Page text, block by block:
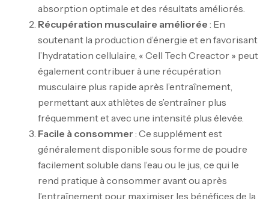
absorption optimale et des résultats améliorés.
Récupération musculaire améliorée : En
soutenant la production d’énergie et en favorisant
l’hydratation cellulaire, « Cell Tech Creactor » peut
également contribuer à une récupération
musculaire plus rapide après l’entraînement,
permettant aux athlètes de s’entraîner plus
fréquemment et avec une intensité plus élevée.
Facile à consommer : Ce supplément est
généralement disponible sous forme de poudre
facilement soluble dans l’eau ou le jus, ce qui le
rend pratique à consommer avant ou après
l’entraînement pour maximiser les bénéfices de la